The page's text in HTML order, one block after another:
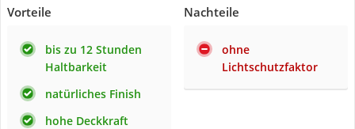
Vorteile
bis zu 12 Stunden
Haltbarkeit
natürliches Finish
hohe Deckkraft
Nachteile
ohne
Lichtschutzfaktor